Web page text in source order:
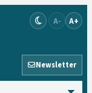
A- A+
Newsletter